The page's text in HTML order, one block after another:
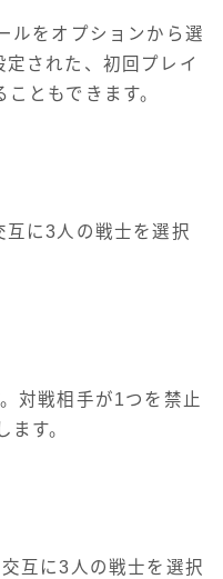
ルをオプションから選
された、初回プレイ
ともできます。
互に3人の戦士を選択
対戦相手が1つを禁止
ます。
互に3人の戦士を選択